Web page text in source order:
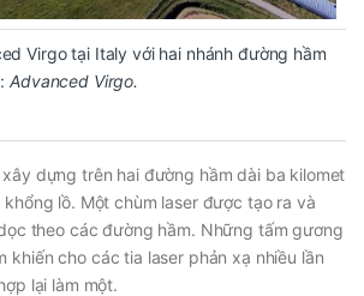
Virgo tại Italy với hai nhánh đường hầm
Advanced Virgo.
dựng trên hai đường hầm dài ba kilomet
lồ. Một chùm laser được tạo ra và
theo các đường hầm. Những tấm gương
khiến cho các tia laser phản xạ nhiều lần
lại làm một.